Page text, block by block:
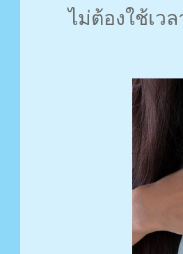
ไม่ต้องใช้เว